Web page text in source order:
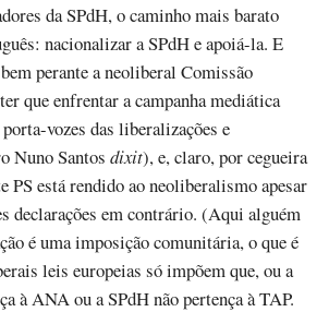
da SPdH, o caminho mais barato
nacionalizar a SPdH e apoiá-la. E
perante a neoliberal Comissão
que enfrentar a campanha mediática
vozes das liberalizações e
Nuno Santos dixit), e, claro, por cegueira
PS está rendido ao neoliberalismo apesar
declarações em contrário. (Aqui alguém
é uma imposição comunitária, o que é
leis europeias só impõem que, ou a
à ANA ou a SPdH não pertença à TAP.